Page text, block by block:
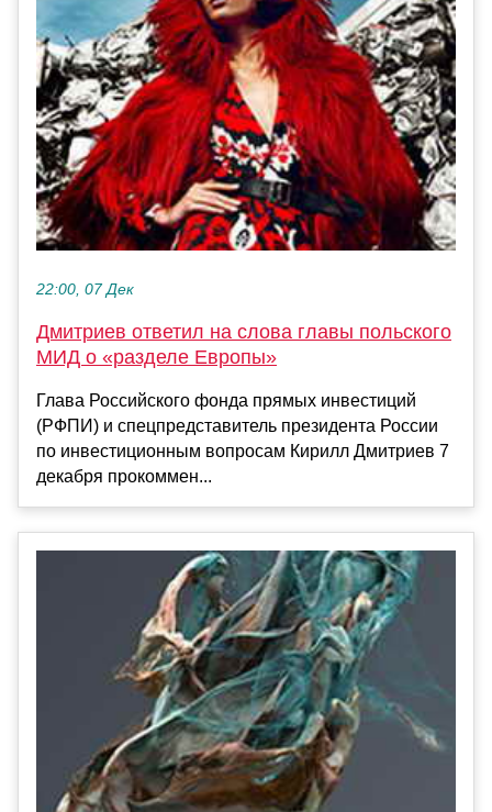
22:00, 07 Дек
Дмитриев ответил на слова главы польского
МИД о «разделе Европы»
Глава Российского фонда прямых инвестиций
(РФПИ) и спецпредставитель президента России
по инвестиционным вопросам Кирилл Дмитриев 7
декабря прокоммен...